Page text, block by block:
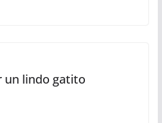
un lindo gatito